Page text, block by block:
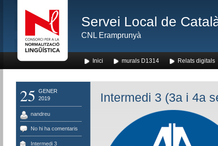
Servei Local de
CNL Eramprunyà
Inici murals D1314 Relats digitals
25
GENER
2019
nandreu
No hi ha comentaris
Intermedi 3
Intermedi 3 (3a i 4a